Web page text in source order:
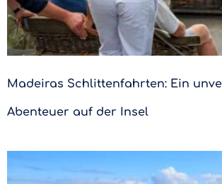
Madeiras Schlittenfahrten: Ein
Abenteuer auf der Insel